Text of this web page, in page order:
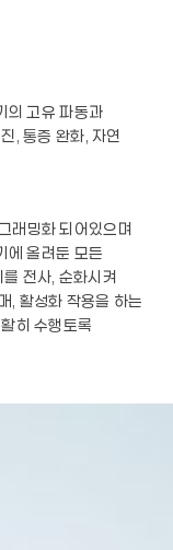
의 고유 파동과
, 통증 완화, 자연
래밍화 되어있으며
에 올려둔 모든
전사, 순화시켜
, 활성화 작용을 하는
히 수행토록